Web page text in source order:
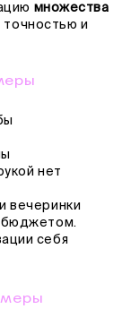
множества
и
нет
вечеринки
бюджетом.
себя